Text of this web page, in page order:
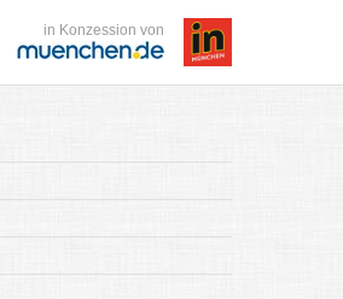
in Konzession von